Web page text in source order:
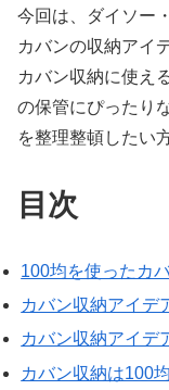
今回は、ダイソー
カバンの収納アイ
カバン収納に使え
の保管にぴったり
を整理整頓したい
目次
100均を使ったカ
カバン収納アイデ
カバン収納アイデ
カバン収納は100